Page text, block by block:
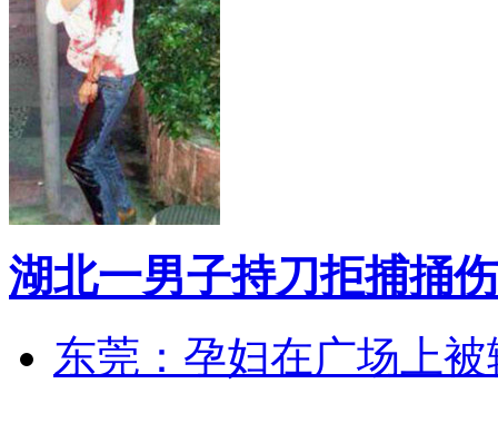
湖北一男子持刀拒捕捅
东莞：孕妇在广场上